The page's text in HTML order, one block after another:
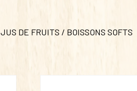
JUS DE FRUITS / BOISSONS SOFTS